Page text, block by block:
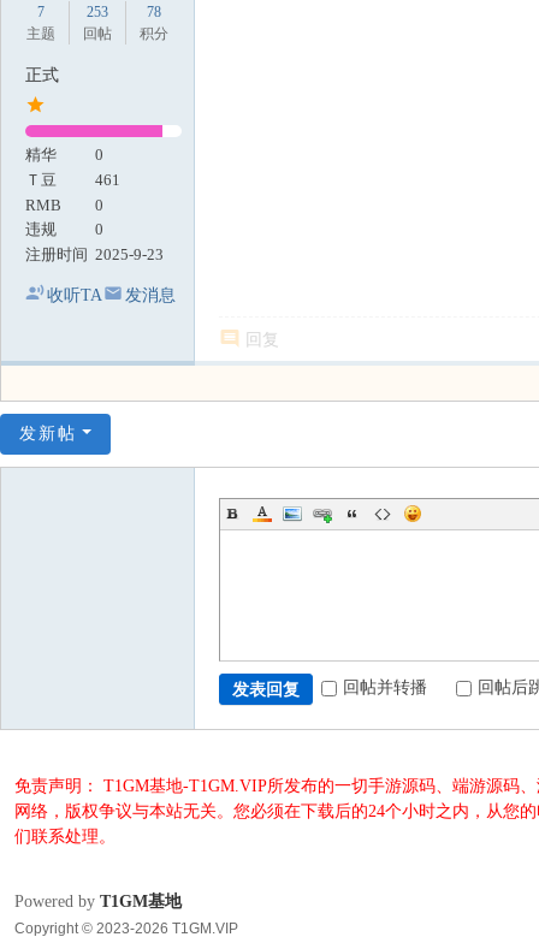
7
主题
253
回帖
78
积分
正式
精华
0
Ｔ豆
461
RMB
0
违规
0
注册时间 2025-9-23
收听TA 发消息
回复
发新帖
发表回复 回帖并转播 回帖后
免责声明： T1GM基地-T1GM.VIP所发布的一切手游源码、端游源码
网络，版权争议与本站无关。您必须在下载后的24个小时之内，从您
们联系处理。
Powered by T1GM基地
Copyright © 2023-2026 T1GM.VIP